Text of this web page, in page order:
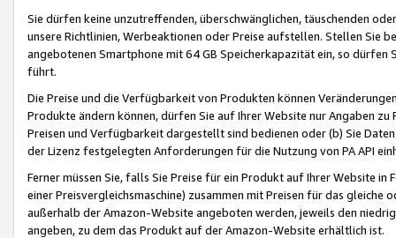
Sie dürfen keine unzutreffenden, überschwänglichen, täuschenden
unsere Richtlinien, Werbeaktionen oder Preise aufstellen. Stellen Sie
angebotenen Smartphone mit 64 GB Speicherkapazität ein, so dürfen
führt.
Die Preise und die Verfügbarkeit von Produkten können
Produkte ändern können, dürfen Sie auf Ihrer Website nur Angaben
Preisen und Verfügbarkeit dargestellt sind bedienen oder (b) Sie
der Lizenz festgelegten Anforderungen für die Nutzung von PA API
Ferner müssen Sie, falls Sie Preise für ein Produkt auf Ihrer Website
einer Preisvergleichsmaschine) zusammen mit Preisen für das
außerhalb der Amazon-Website angeboten werden, jeweils den
angeben, zu dem das Produkt auf der Amazon-Website erhältlich ist.